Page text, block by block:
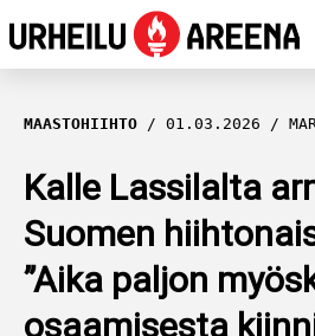
OLYMPIALAISET
MAASTOHIIHTO
AMPUMAHIIHTO
YLEISURHEILU
MAASTOHIIHTO 01.03.2026
Kalle Lassilalta
Suomen
”Aika paljon
osaamisesta